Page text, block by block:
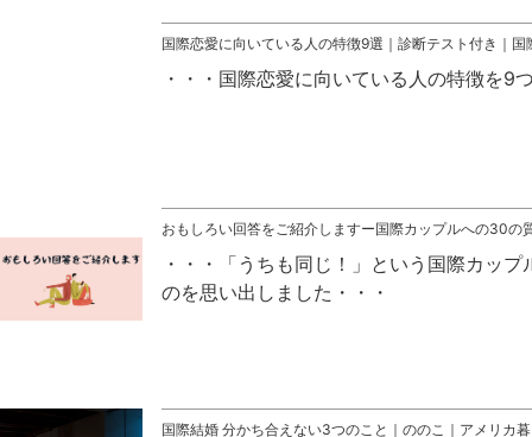
国際恋愛に向いている人の特徴9選｜診断テスト付き｜国
国際恋愛に向いている人の特徴を9
おもしろい回答をご紹介しますー国際カップルへの30の
「うちも同じ！」という国際カッ
のを思い出しました
国際結婚 分かち合えない3つのこと｜ののこ｜アメリカ